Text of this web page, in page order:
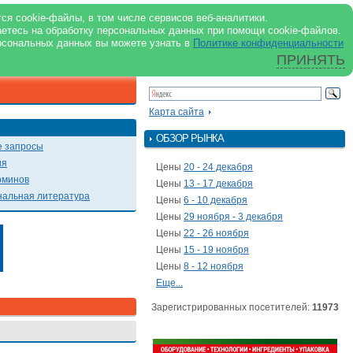
cookie-файлы, в том числе сервисов веб-аналитики.
на обработку персональных данных при помощи cookie-файлов.
данных вы можете узнать в Политике конфиденциальности
ПРИНЯТЬ
support@milkbranch.ru
О портале
Реклама в журнале
Реклама на портале
Архив номеров
запросы
литература
Карта сайта
ОБЗОР РЫНКА
Цены 20 - 24 декабря
Цены 13 - 17 декабря
Цены 6 - 10 декабря
Цены 29 ноября - 3 декабря
Цены 22 - 26 ноября
Цены 15 - 19 ноября
Цены 8 - 12 ноября
Еще...
Зарегистрированных посетителей: 11973